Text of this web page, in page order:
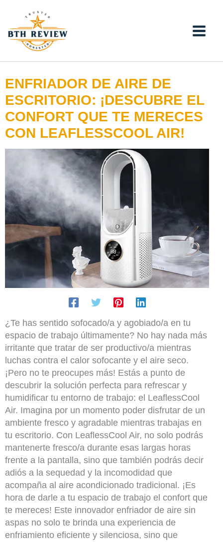
contenido
ENFRIADOR DE AIRE DE
ESCRITORIO: ¡DESCUBRE EL
CONFORT QUE TE MERECES
CON LEAFLESSCOOL AIR!
¿Te has sentido sofocado/a y agobiado/a en tu
espacio de trabajo últimamente? No hay nada más
irritante que tratar de ser productivo/a mientras
luchas contra el calor sofocante y el aire seco.
¡Pero no te preocupes más! Estás a punto de
descubrir la solución perfecta para refrescar y
humidificar tu entorno de trabajo: el LeaflessCool
Air. Imagina por un momento poder disfrutar de un
ambiente fresco y agradable mientras trabajas en
tu escritorio. Con LeaflessCool Air, no solo podrás
mantenerte fresco/a durante esas largas horas
frente a la pantalla, sino que también podrás decir
adiós a la sequedad y la incomodidad que
acompaña al aire acondicionado tradicional. ¡Es
hora de darle a tu espacio de trabajo el confort que
te mereces! Este innovador enfriador de aire sin
aspas no solo te brinda una experiencia de
enfriamiento eficiente y silenciosa, sino que